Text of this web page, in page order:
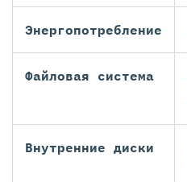
Энергопотребление
Файловая система
Внутренние диски